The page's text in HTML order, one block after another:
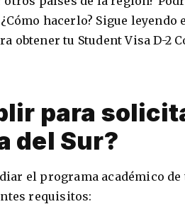
hacerlo? Sigue leyendo
obtener tu Student Visa D-2
para
del Sur?
el programa académico de
requisitos: